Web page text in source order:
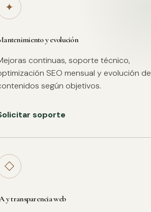
✦
y evolución
continuas, soporte técnico,
SEO mensual y evolución de
según objetivos.
soporte
◇
y transparencia web